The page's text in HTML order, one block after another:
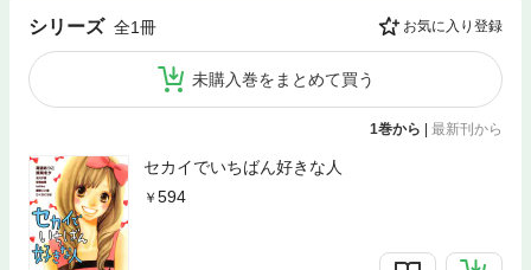
シリーズ 全1冊 お気に入り登録
未購入巻をまとめて買う
1巻から | 最新刊から
セカイでいちばん好きな人
594